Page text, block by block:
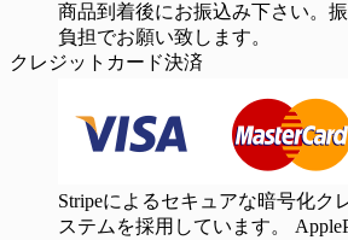
商品到着後にお振込み下さい。
負担でお願い致します。
クレジットカード決済
Stripeによるセキュアな暗号化ク
ステムを採用しています。